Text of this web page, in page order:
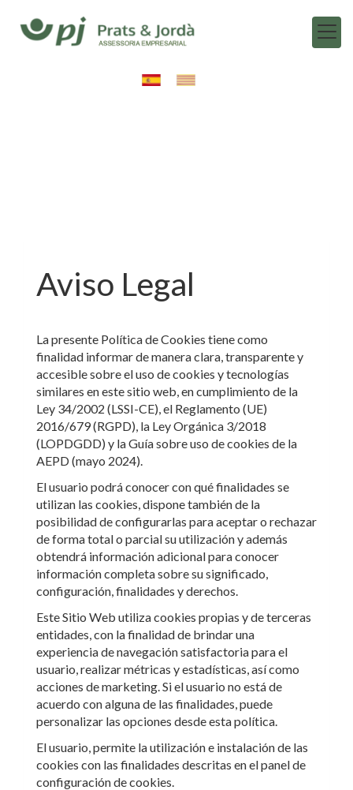
Aviso Legal
La presente Política de Cookies tiene como
finalidad informar de manera clara, transparente y
accesible sobre el uso de cookies y tecnologías
similares en este sitio web, en cumplimiento de la
Ley 34/2002 (LSSI-CE), el Reglamento (UE)
2016/679 (RGPD), la Ley Orgánica 3/2018
(LOPDGDD) y la Guía sobre uso de cookies de la
AEPD (mayo 2024).
El usuario podrá conocer con qué finalidades se
utilizan las cookies, dispone también de la
posibilidad de configurarlas para aceptar o rechazar
de forma total o parcial su utilización y además
obtendrá información adicional para conocer
información completa sobre su significado,
configuración, finalidades y derechos.
Este Sitio Web utiliza cookies propias y de terceras
entidades, con la finalidad de brindar una
experiencia de navegación satisfactoria para el
usuario, realizar métricas y estadísticas, así como
acciones de marketing. Si el usuario no está de
acuerdo con alguna de las finalidades, puede
personalizar las opciones desde esta política.
El usuario, permite la utilización e instalación de las
cookies con las finalidades descritas en el panel de
configuración de cookies.